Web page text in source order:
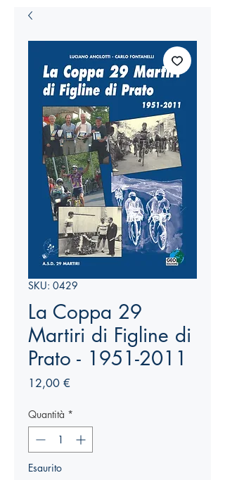
SKU: 0429
La Coppa 29
Martiri di Figline di
Prato - 1951-2011
12,00 €
Quantità *
Esaurito